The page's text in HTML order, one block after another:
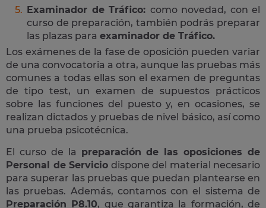
Examinador de Tráfico: como novedad, con el
curso de preparación, también podrás preparar
las plazas para examinador de Tráfico.
Los exámenes de la fase de oposición pueden variar
de una convocatoria a otra, aunque las pruebas más
comunes a todas ellas son el examen de preguntas
de tipo test, un examen de supuestos prácticos
sobre las funciones del puesto y, en ocasiones, se
realizan dictados y pruebas de nivel básico, así como
una prueba psicotécnica.
El curso de la preparación de las oposiciones de
Personal de Servicio dispone del material necesario
para superar las pruebas que puedan plantearse en
las pruebas. Además, contamos con el sistema de
Preparación P8.10, que garantiza la formación, de